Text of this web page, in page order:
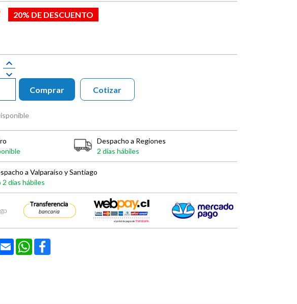
20% DE DESCUENTO
Comprar Cotizar
Despacho a Regiones
2 días hábiles
a Valparaíso y Santiago
2 días hábiles
Email WhatsApp